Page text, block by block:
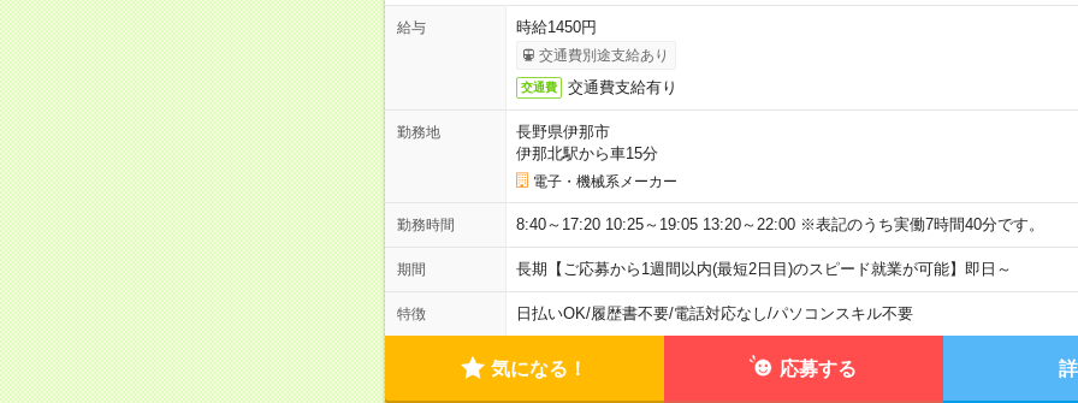
給与 時給1450円
交通費別途支給あり
交通費 交通費支給有り
勤務地
長野県伊那市
伊那北駅から車15分
電子・機械系メーカー
勤務時間 8:40～17:20 10:25～19:05 13:20～22:00 ※表記のうち実働7時間40分です。
期間 長期【ご応募から1週間以内(最短2日目)のスピード就業が可能】即日～
特徴 日払いOK/履歴書不要/電話対応なし/パソコンスキル不要
気になる！ 応募する